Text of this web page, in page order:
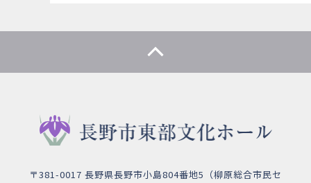
〒381-0017 長野県長野市小島804番地5（柳原総合市民セ